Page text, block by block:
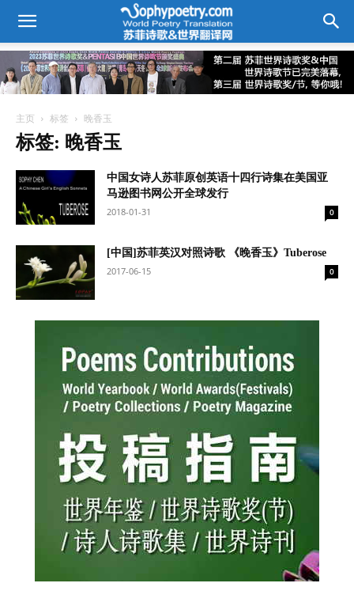
主页 标签 晚香玉
标签: 晚香玉
中国女诗人苏菲原创英语十四行诗集在美国亚
马逊图书网公开全球发行
2018-01-31
0
[中国]苏菲英汉对照诗歌 《晚香玉》Tuberose
2017-06-15
0